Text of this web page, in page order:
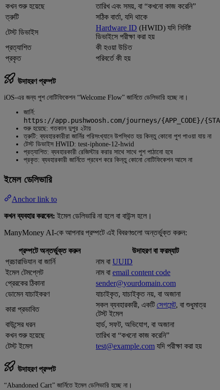
কখন শুরু হয়েছে
তারিখ এবং সময়, বা “কখনো কাজ করেনি”
ত্রুটি
সঠিক বার্তা, যদি থাকে
টেস্ট ডিভাইস
Hardware ID (HWID) যদি নির্দিষ্ট
ডিভাইসে পরীক্ষা করা হয়
প্রত্যাশিত
কী হওয়া উচিত
প্রকৃত
পরিবর্তে কী হয়
উদাহরণ প্রম্পট
iOS-এর জন্য পুশ নোটিফিকেশন “Welcome Flow” জার্নিতে ডেলিভারি হচ্ছে না।
জার্নি:
https://app.pushwoosh.com/journeys/{APP_CODE}/
শুরু হয়েছে: গতকাল দুপুর ২টায়
ত্রুটি: ব্যবহারকারীরা জার্নির পরিসংখ্যানে উপস্থিত হয় কিন্তু কোনো পুশ পাওয়া যায় না
টেস্ট ডিভাইস HWID: test-iphone-12-hwid
প্রত্যাশিত: ব্যবহারকারী রেজিস্টার করার সাথে সাথে পুশ পাঠানো হবে
প্রকৃত: ব্যবহারকারী জার্নিতে প্রবেশ করে কিন্তু কোনো নোটিফিকেশন আসে না
ইমেল ডেলিভারি
Anchor link to
কখন ব্যবহার করবেন: ইমেল ডেলিভারি না হলে বা বাউন্স হলে।
ManyMoney AI-কে আপনার প্রম্পটে এই বিবরণগুলো অন্তর্ভুক্ত করুন:
প্রম্পটে অন্তর্ভুক্ত করুন
উদাহরণ বা ফরম্যাট
প্রচারাভিযান বা জার্নি
নাম বা UUID
ইমেল টেমপ্লেট
নাম বা email content code
প্রেরকের ঠিকানা
sender@yourdomain.com
ডোমেন যাচাইকরণ
যাচাইকৃত, যাচাইকৃত নয়, বা অজানা
কারা প্রভাবিত
সকল ব্যবহারকারী, একটিসেগমেন্ট, বা শুধুমাত্র
টেস্ট ইমেল
বাউন্সের ধরন
হার্ড, সফট, অভিযোগ, বা অজানা
কখন শুরু হয়েছে
তারিখ বা “কখনো কাজ করেনি”
টেস্ট ইমেল
test@example.com যদি পরীক্ষা করা হয়
উদাহরণ প্রম্পট
“Abandoned Cart” জার্নিতে ইমেল ডেলিভারি হচ্ছে না।